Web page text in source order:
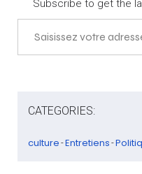
Subscribe to get the
Saisissez votre adresse e-mail…
CATEGORIES:
culture -Entretiens -